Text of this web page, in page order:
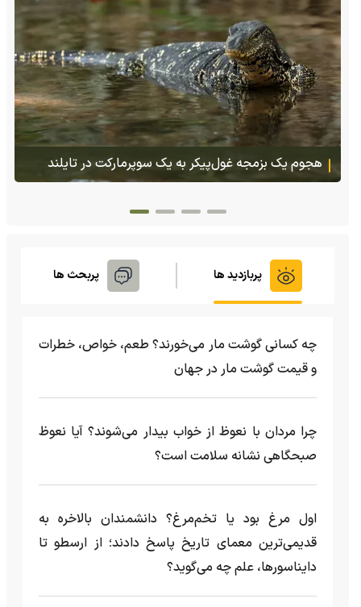
پس از ۷۰ سال؛ ببرها دوباره به سرزمین گمشده‌شان در
قزاقستان بازگشتند
پربازدید ها پربحث ها
چه کسانی گوشت مار می‌خورند؟ طعم، خواص، خطرات
و قیمت گوشت مار در جهان
چرا مردان با نعوظ از خواب بیدار می‌شوند؟ آیا نعوظ
صبحگاهی نشانه سلامت است؟
اول مرغ بود یا تخم‌مرغ؟ دانشمندان بالاخره به
قدیمی‌ترین معمای تاریخ پاسخ دادند؛ از ارسطو تا
دایناسورها، علم چه می‌گوید؟